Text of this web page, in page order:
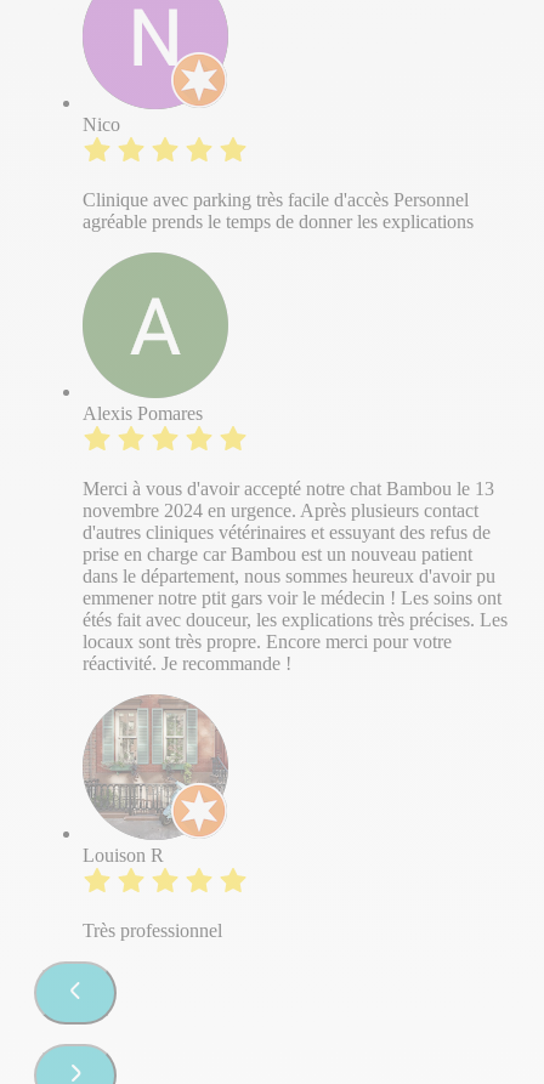
Nico
Clinique avec parking très facile d'accès Personnel
agréable prends le temps de donner les explications
Alexis Pomares
Merci à vous d'avoir accepté notre chat Bambou le 13
novembre 2024 en urgence. Après plusieurs contact
d'autres cliniques vétérinaires et essuyant des refus de
prise en charge car Bambou est un nouveau patient
dans le département, nous sommes heureux d'avoir pu
emmener notre ptit gars voir le médecin ! Les soins ont
étés fait avec douceur, les explications très précises. Les
locaux sont très propre. Encore merci pour votre
réactivité. Je recommande !
Louison R
Très professionnel